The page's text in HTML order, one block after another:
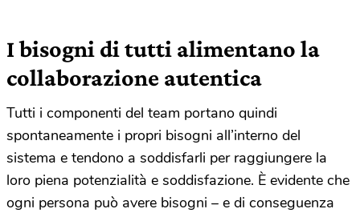
I bisogni di tutti alimentano la
collaborazione autentica
Tutti i componenti del team portano quindi
spontaneamente i propri bisogni all’interno del
sistema e tendono a soddisfarli per raggiungere la
loro piena potenzialità e soddisfazione. È evidente che
ogni persona può avere bisogni – e di conseguenza